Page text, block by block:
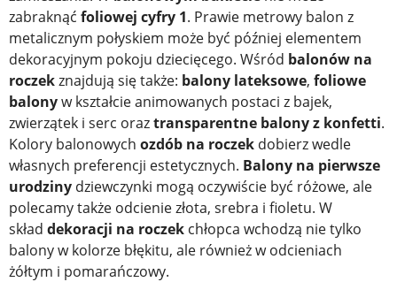
zabraknąć foliowej cyfry 1. Prawie metrowy balon z
metalicznym połyskiem może być później elementem
dekoracyjnym pokoju dziecięcego. Wśród balonów na
roczekznajdują się także: balony lateksowe, foliowe
balonyw kształcie animowanych postaci z bajek,
zwierzątek i serc oraztransparentne balony z konfetti.
Kolory balonowych ozdób na roczek dobierz wedle
własnych preferencji estetycznych. Balony na pierwsze
urodziny dziewczynki mogą oczywiście być różowe, ale
polecamy także odcienie złota, srebra i fioletu. W
skład dekoracji na roczek chłopca wchodzą nie tylko
balony w kolorze błękitu, ale również w odcieniach
żółtym i pomarańczowy.